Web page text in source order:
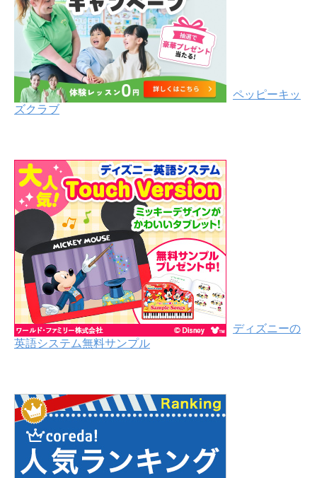
ペッピーキッ
ズクラブ
ディズニーの
英語システム無料サンプル